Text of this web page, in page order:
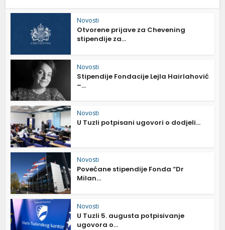
Novosti
Otvorene prijave za Chevening
stipendije za...
Novosti
Stipendije Fondacije Lejla Hairlahović
–...
Novosti
U Tuzli potpisani ugovori o dodjeli...
Novosti
Povećane stipendije Fonda “Dr
Milan...
Novosti
U Tuzli 5. augusta potpisivanje
ugovora o...